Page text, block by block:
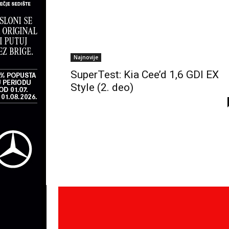
Najnovije
SuperTest: Kia Cee’d 1,6 GDI EX
Style (2. deo)